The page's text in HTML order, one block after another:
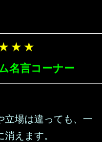
★ ★
名言コーナー
立場は違っても、一
えます。